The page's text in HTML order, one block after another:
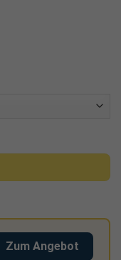
guter Eignung für
Zum Angebot